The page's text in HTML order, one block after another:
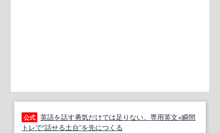
公式 英語を話す勇気だけでは足りない。専用英文×瞬間
トレで“話せる土台”を先につくる